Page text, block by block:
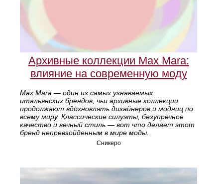
Архивные коллекции Max Mara:
влияние на современную моду
Max Mara — один из самых узнаваемых
итальянских брендов, чьи архивные коллекции
продолжают вдохновлять дизайнеров и модниц по
всему миру. Классические силуэты, безупречное
качество и вечный стиль — вот что делает этот
бренд непревзойденным в мире моды.
Сникеро